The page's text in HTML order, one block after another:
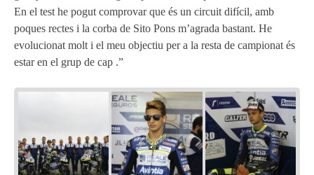
En el test he pogut comprovar que és un circuit difícil, amb
poques rectes i la corba de Sito Pons m’agrada bastant. He
evolucionat molt i el meu objectiu per a la resta de campionat és
estar en el grup de cap .”